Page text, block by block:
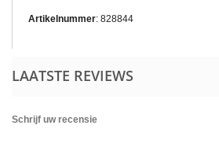
Artikelnummer: 828844
LAATSTE REVIEWS
Schrijf uw recensie